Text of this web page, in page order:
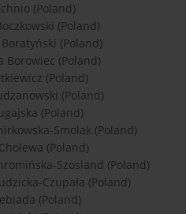
(Poland)
(Poland)
(Poland)
Borowiec (Poland)
(Poland)
(Poland)
(Poland)
Smolak (Poland)
(Poland)
Szosland (Poland)
Czupała (Poland)
(Poland)